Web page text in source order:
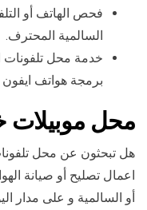
فحص الهاتف أو
السالمية المحترف.
خدمة محل تلفونات
برمجة هواتف
محل موبيلات
هل تبحثون عن محل
اعمال تصليح أو صيانة
أو السالمية و على مدار